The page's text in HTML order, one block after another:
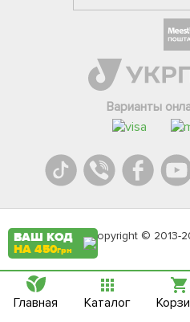
Варианты
Agromarket.Copyright ©
ВАШ КОД
НА 450грн
Главная Каталог